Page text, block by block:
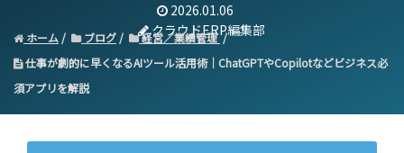
2026.01.06
クラウドERP編集部
ホーム ブログ
経営／業績管理
仕事が劇的に早くなるAIツール活用術｜ChatGPTやCopilotなどビジネス必
須アプリを解説